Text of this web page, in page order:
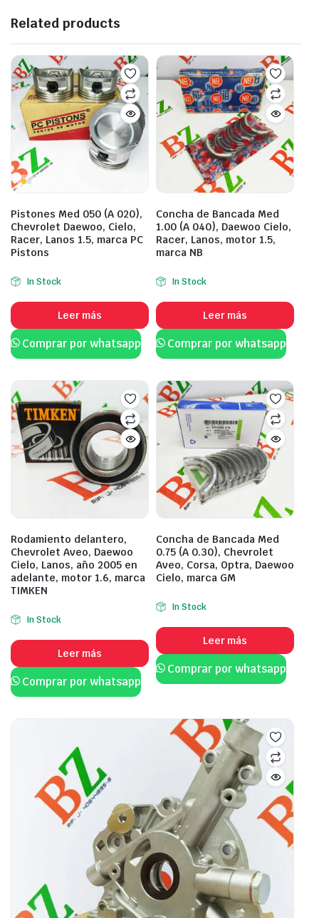
Related products
Pistones Med 050 (A 020),
Chevrolet Daewoo, Cielo,
Racer, Lanos 1.5, marca PC
Pistons
In Stock
Leer más
Comprar por whatsapp
Concha de Bancada Med
1.00 (A 040), Daewoo Cielo,
Racer, Lanos, motor 1.5,
marca NB
In Stock
Leer más
Comprar por whatsapp
Rodamiento delantero,
Chevrolet Aveo, Daewoo
Cielo, Lanos, año 2005 en
adelante, motor 1.6, marca
TIMKEN
In Stock
Leer más
Comprar por whatsapp
Concha de Bancada Med
0.75 (A 0.30), Chevrolet
Aveo, Corsa, Optra, Daewoo
Cielo, marca GM
In Stock
Leer más
Comprar por whatsapp